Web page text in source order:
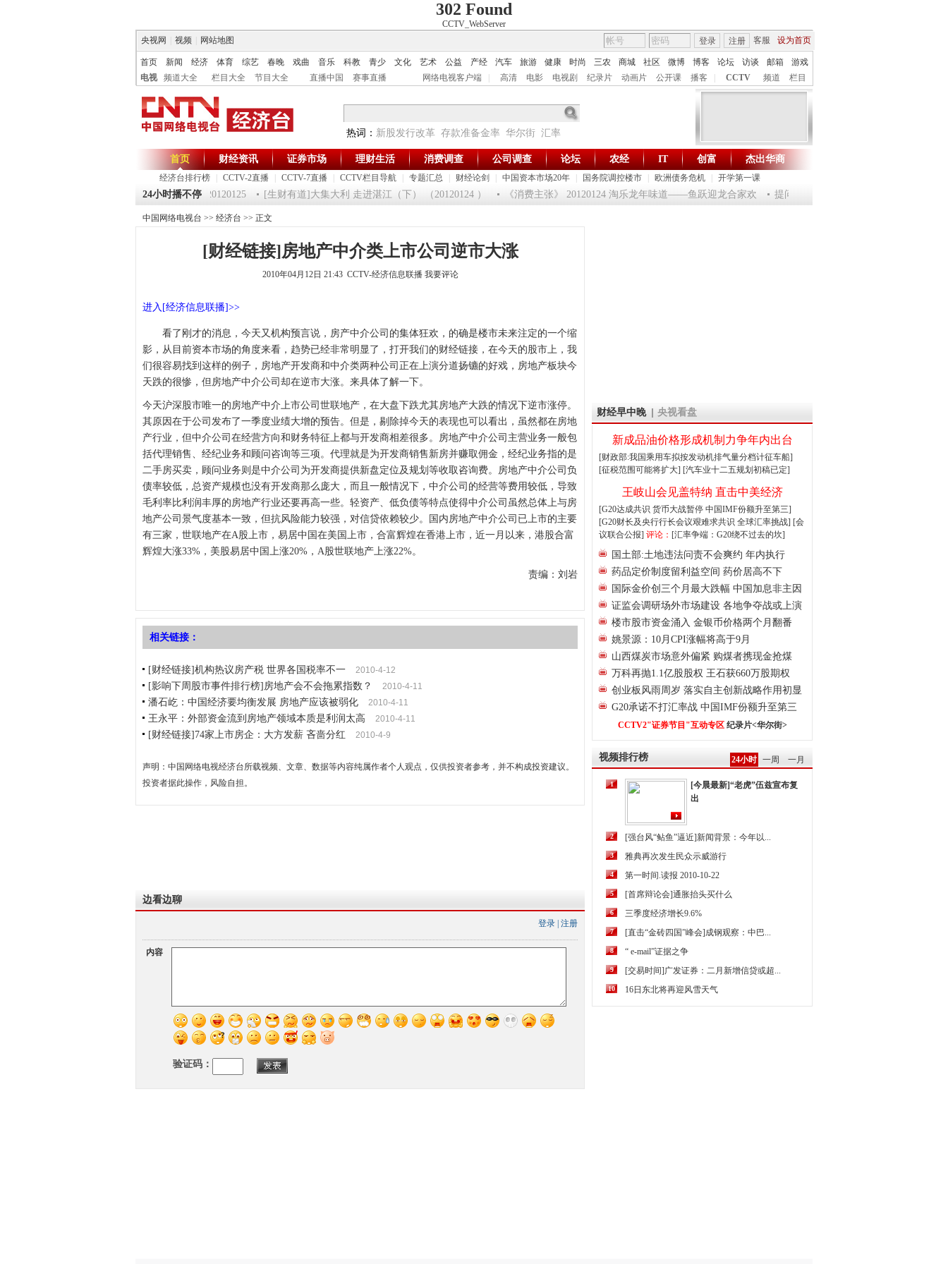
302 Found
CCTV_WebServer
央视网
视频 网站地图 客服 设为首页
登录 注册
首页 新闻 经济 体育 综艺 春晚 戏曲 音乐 科教 青少 文化 艺术 公益 产经 汽车 旅游 健康 时尚 三农 商城 社区 微博 博客 论坛 访谈 邮箱
游戏
电视
频道大全 栏目大全 节目大全 直播中国 赛事直播 网络电视客户端 高清 电影 电视剧 纪录片 动画片 公开课 播客 CCTV 频道 栏目
热词： 新股发行改革 存款准备金率 华尔街 汇率
财智生活 一键通达
首页
经济台排行榜 CCTV-2直播 CCTV-7直播 CCTV栏目导航 专题汇总 财经论剑 中国资本市场20年 国务院调控楼市 欧洲债务危机 开学第一课
财经资讯 证券市场 理财生活 消费调查 公司调查 论坛 农经 IT 创富 杰出华商
24小时播不停
《第一时间》 20120125 [生财有道]大集大利 走进湛江（下） （20120124 ） 《消费主张》 20120124 淘乐龙年味道——鱼跃迎龙合家欢 提问2012：机遇与悬念共存
中国网络电视台 >> 经济台 >> 正文
[财经链接]房地产中介类上市公司逆市大涨
2010年04月12日 21:43 CCTV-经济信息联播 我要评论
进入[经济信息联播]>>
看了刚才的消息，今天又机构预言说，房产中介公司的集体狂欢，的确是楼市未来注定的一个缩
影，从目前资本市场的角度来看，趋势已经非常明显了，打开我们的财经链接，在今天的股市上，我
们很容易找到这样的例子，房地产开发商和中介类两种公司正在上演分道扬镳的好戏，房地产板块今
天跌的很惨，但房地产中介公司却在逆市大涨。来具体了解一下。
今天沪深股市唯一的房地产中介上市公司世联地产，在大盘下跌尤其房地产大跌的情况下逆市涨停。
其原因在于公司发布了一季度业绩大增的预告。但是，剔除掉今天的表现也可以看出，虽然都在房地
产行业，但中介公司在经营方向和财务特征上都与开发商相差很多。房地产中介公司主营业务一般包
括代理销售、经纪业务和顾问咨询等三项。代理就是为开发商销售新房并赚取佣金，经纪业务指的是
二手房买卖，顾问业务则是中介公司为开发商提供新盘定位及规划等收取咨询费。房地产中介公司负
债率较低，总资产规模也没有开发商那么庞大，而且一般情况下，中介公司的经营等费用较低，导致
毛利率比利润丰厚的房地产行业还要再高一些。轻资产、低负债等特点使得中介公司虽然总体上与房
地产公司景气度基本一致，但抗风险能力较强，对信贷依赖较少。国内房地产中介公司已上市的主要
有三家，世联地产在A股上市，易居中国在美国上市，合富辉煌在香港上市，近一月以来，港股合富
辉煌大涨33%，美股易居中国上涨20%，A股世联地产上涨22%。
责编：刘岩
相关链接：
[财经链接]机构热议房产税 世界各国税率不一 2010-4-12
[影响下周股市事件排行榜]房地产会不会拖累指数？ 2010-4-11
潘石屹：中国经济要均衡发展 房地产应该被弱化 2010-4-11
王永平：外部资金流到房地产领域本质是利润太高 2010-4-11
[财经链接]74家上市房企：大方发薪 吝啬分红 2010-4-9
声明：中国网络电视经济台所载视频、文章、数据等内容纯属作者个人观点，仅供投资者参考，并不构成投资建议。
投资者据此操作，风险自担。
边看边聊
登录 注册
内容
验证码：
财经早中晚 央视看盘
新成品油价格形成机制力争年内出台
[财政部:我国乘用车拟按发动机排气量分档计征车船]
[征税范围可能将扩大] [汽车业十二五规划初稿已定]
王岐山会见盖特纳 直击中美经济
[G20达成共识 货币大战暂停 中国IMF份额升至第三]
[G20财长及央行行长会议艰难求共识 全球汇率挑战] [会
议联合公报] 评论： [汇率争端：G20绕不过去的坎]
国土部:土地违法问责不会爽约 年内执行
药品定价制度留利益空间 药价居高不下
国际金价创三个月最大跌幅 中国加息非主因
证监会调研场外市场建设 各地争夺战或上演
楼市股市资金涌入 金银币价格两个月翻番
姚景源：10月CPI涨幅将高于9月
山西煤炭市场意外偏紧 购煤者携现金抢煤
万科再抛1.1亿股股权 王石获660万股期权
创业板风雨周岁 落实自主创新战略作用初显
G20承诺不打汇率战 中国IMF份额升至第三
CCTV2"证券节目"互动专区 纪录片<华尔街>
视频排行榜 24小时 一周 一月
1
[今晨最新]“老虎”伍兹宣布复
出
2 [强台风“鲇鱼”逼近]新闻背景：今年以...
3 雅典再次发生民众示威游行
4 第一时间.读报 2010-10-22
5 [首席辩论会]通胀抬头买什么
6 三季度经济增长9.6%
7 [直击“金砖四国”峰会]成钢观察：中巴...
8 “ e-mail”证据之争
9 [交易时间]广发证券：二月新增信贷或超...
10 16日东北将再迎风雪天气